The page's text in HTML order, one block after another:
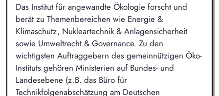
Das Institut für angewandte Ökologie forscht und
berät zu Themenbereichen wie Energie &
Klimaschutz, Nukleartechnik & Anlagensicherheit
sowie Umweltrecht & Governance. Zu den
wichtigsten Auftraggebern des gemeinnützigen Öko-
Instituts gehören Ministerien auf Bundes- und
Landesebene (z.B. das Büro für
Technikfolgenabschätzung am Deutschen